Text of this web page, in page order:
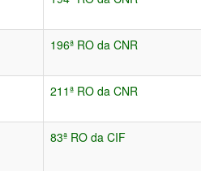
196ª RO da CNR
211ª RO da CNR
83ª RO da CIF